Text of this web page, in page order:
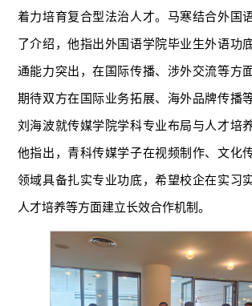
着力培育复合型法治人才。马寒结合外国
了介绍，他指出外国语学院毕业生外语功
通能力突出，在国际传播、涉外交流等方
期待双方在国际业务拓展、海外品牌传播
刘海波就传媒学院学科专业布局与人才培
他指出，青科传媒学子在视频制作、文化
领域具备扎实专业功底，希望校企在实习
人才培养等方面建立长效合作机制。